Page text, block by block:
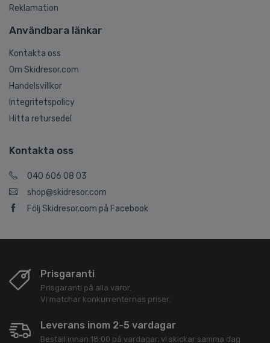
Reklamation
Användbara länkar
Kontakta oss
Om Skidresor.com
Handelsvillkor
Integritetspolicy
Hitta retursedel
Kontakta oss
040 606 08 03
shop@skidresor.com
Följ Skidresor.com på Facebook
Prisgaranti
Prisgaranti på alla varor.
Vi matchar konkurrenternas priser.
Leverans inom 2-5 vardagar
Beställ innan 18:00 på vardagar, vi skickar samma dag